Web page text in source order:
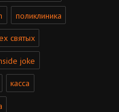
поликлиника
святых
joke
касса